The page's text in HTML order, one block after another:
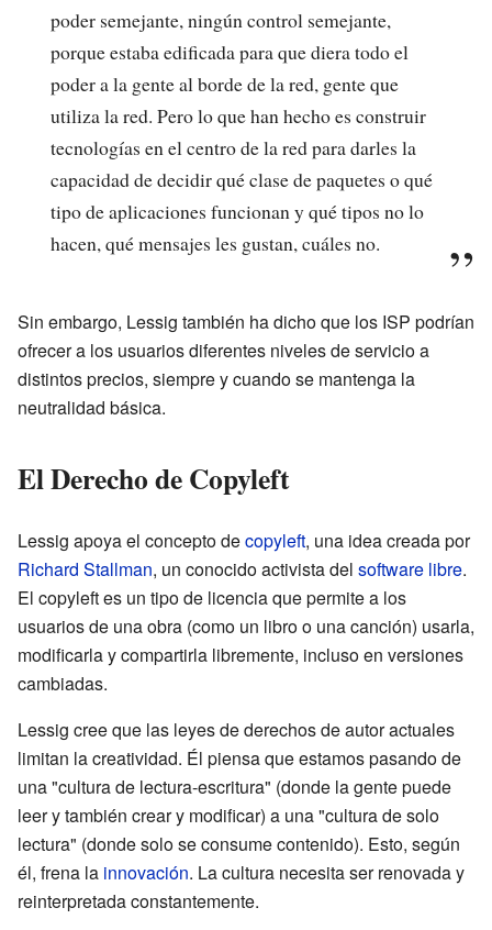
poder semejante, ningún control semejante,
porque estaba edificada para que diera todo el
poder a la gente al borde de la red, gente que
utiliza la red. Pero lo que han hecho es construir
tecnologías en el centro de la red para darles la
capacidad de decidir qué clase de paquetes o qué
tipo de aplicaciones funcionan y qué tipos no lo
hacen, qué mensajes les gustan, cuáles no.
Sin embargo, Lessig también ha dicho que los ISP podrían
ofrecer a los usuarios diferentes niveles de servicio a
distintos precios, siempre y cuando se mantenga la
neutralidad básica.
El Derecho de Copyleft
Lessig apoya el concepto decopyleft, una idea creada por
Richard Stallman, un conocido activista del software libre.
El copyleft es un tipo de licencia que permite a los
usuarios de una obra (como un libro o una canción) usarla,
modificarla y compartirla libremente, incluso en versiones
cambiadas.
Lessig cree que las leyes de derechos de autor actuales
limitan la creatividad. Él piensa que estamos pasando de
una "cultura de lectura-escritura" (donde la gente puede
leer y también crear y modificar) a una "cultura de solo
lectura" (donde solo se consume contenido). Esto, según
él, frena la innovación. La cultura necesita ser renovada y
reinterpretada constantemente.